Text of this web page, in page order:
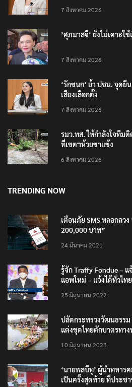
7 สิงหาคม 2026
’ศุภมาสจี‘ ยังไม่เคาะใ
7 สิงหาคม 2026
‘รักชนก‘ ย้ำ ปชน. จุด
เสียงเลือกตั้ง
7 สิงหาคม 2026
รมว.ทส. ให้กำลังใจทีมติ
ที่เขตฯห้วยขาแข้ง
6 สิงหาคม 2026
TRENDING NOW
เตือนภัย SMS หลอกลว
200,000 บาท”
24 มีนาคม 2021
รู้จัก Traffy Fondue –
แอพใหม่ – แจ้งได้ทั่วไท
25 มิถุนายน 2022
ปลัดกระทรวงวัฒนธรรม
แต่งชุดไทยตักบาตรทาง
10 มิถุนายน 2023
‘นายพลบีทู’ ผู้นำทหาร
เป็นครั้งสุดท้าย ที่ประช